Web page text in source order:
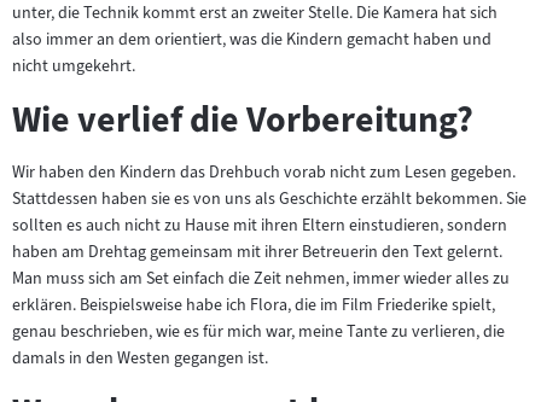
unter, die Technik kommt erst an zweiter Stelle. Die Kamera hat sich
also immer an dem orientiert, was die Kindern gemacht haben und
nicht umgekehrt.
Wie verlief die Vorbereitung?
Wir haben den Kindern das Drehbuch vorab nicht zum Lesen gegeben.
Stattdessen haben sie es von uns als Geschichte erzählt bekommen. Sie
sollten es auch nicht zu Hause mit ihren Eltern einstudieren, sondern
haben am Drehtag gemeinsam mit ihrer Betreuerin den Text gelernt.
Man muss sich am Set einfach die Zeit nehmen, immer wieder alles zu
erklären. Beispielsweise habe ich Flora, die im Film Friederike spielt,
genau beschrieben, wie es für mich war, meine Tante zu verlieren, die
damals in den Westen gegangen ist.